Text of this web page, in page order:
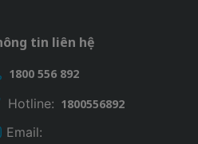
tin liên hệ
1800 556 892
Hotline: 1800556892
Email: